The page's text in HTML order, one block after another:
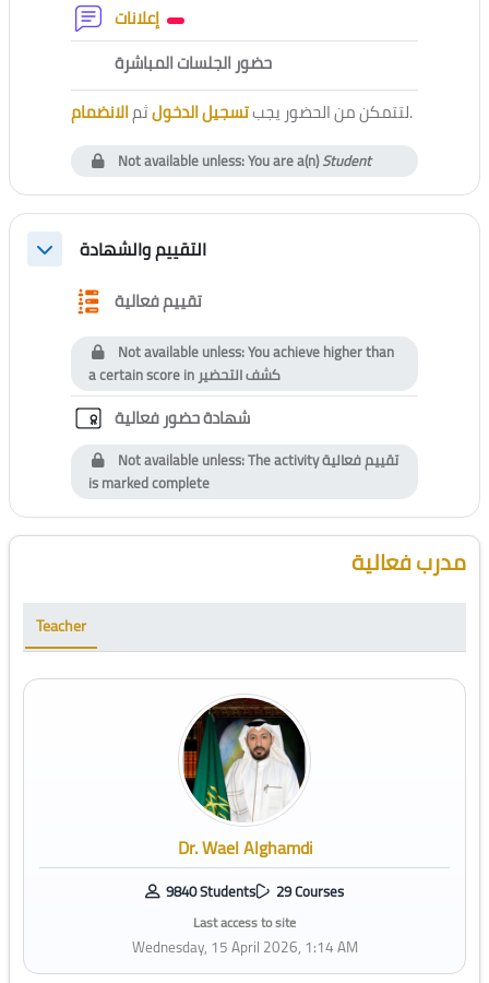
Forum
حضور الجلسات المباشرةExternal tool
لتتمكن من الحضور يجبتسجيل الدخولثمالانضمام .
Not available unless: You are a(n)Student
Collapseالتقييم والشهادة
تقييم فعاليةQuestionnaire
Not available unless: You achieve higher than
a certain score inكشف التحضير
شهادة حضور فعاليةCustom certificate
Not available unless: The activityتقييم فعالية
is marked complete
Blocks
Skip [Cocoon] Course Instructor مدرب فعالية
Teacher
Dr. Wael Alghamdi
9840 Students 29 Courses
Last access to site
Wednesday, 15 April 2026, 1:14 AM